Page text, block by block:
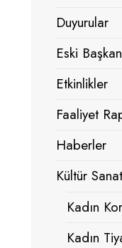
Duyurular
Eski
Etkinlikler
Faaliyet
Haberler
Kültür Sanat
Kadın
Kadın